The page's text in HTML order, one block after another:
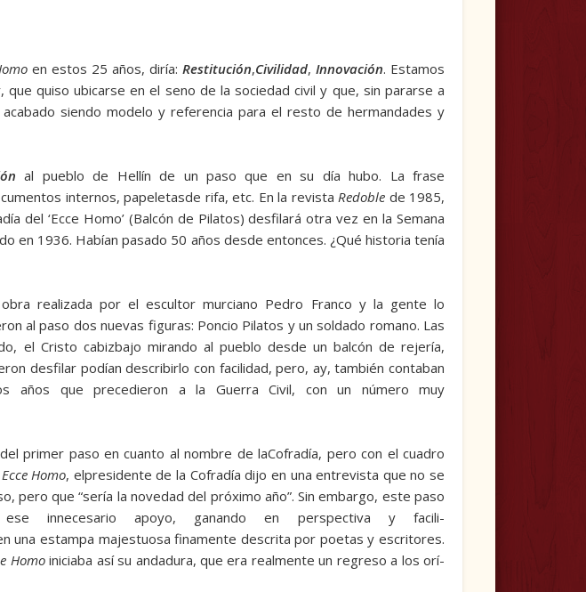
en estos 25 años, diría:Restitución,Civilidad,Innovación. Estamos
quiso ubicarse en el seno de la sociedad civil y que, sin pararse a
siendo modelo y referencia para el re­sto de hermandades y
al pueblo de Hellín de un paso que en su día hubo. La frase
internos, papeletasde rifa, etc. En la revistaRedoble de 1985,
del ‘Ecce Homo’ (Balcón de Pilatos) desfilará otra vez en la Semana
en 1936. Habían pasado 50 años desde entonces. ¿Qué historia tenía
realizada por el escultor murciano Pedro Franco y la gente lo
al paso dos nuevas figuras: Poncio Pilatos y un soldado romano. Las
el Cristo cabizbajo mirando al pueblo desde un balcón de rejería,
desfilar po­dían describirlo con facilidad, pero, ay, también contaban
años que precedieron a la Guerra Civil, con un número muy
primer paso en cuanto al nombre de laCofradía, pero con el cua­dro
Ecce Homo, elpresidente de la Cofra­día dijo en una entrevista que no se
pero que “sería la novedad del próximo año”. Sin embargo, este paso
ese innecesario apoyo, ganando en perspectiva y facili­
una estampa majestuosa finamente descrita por poetas y escritores.
Homoiniciaba así su andadura, que era realmente un regreso a los orí­